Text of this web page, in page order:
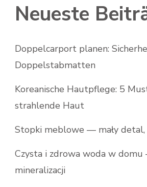
Neueste
Doppelcarport planen:
Doppelstabmatten
Koreanische Hautpflege: 5
strahlende Haut
Stopki meblowe — mały detal,
Czysta i zdrowa woda w domu
mineralizacji